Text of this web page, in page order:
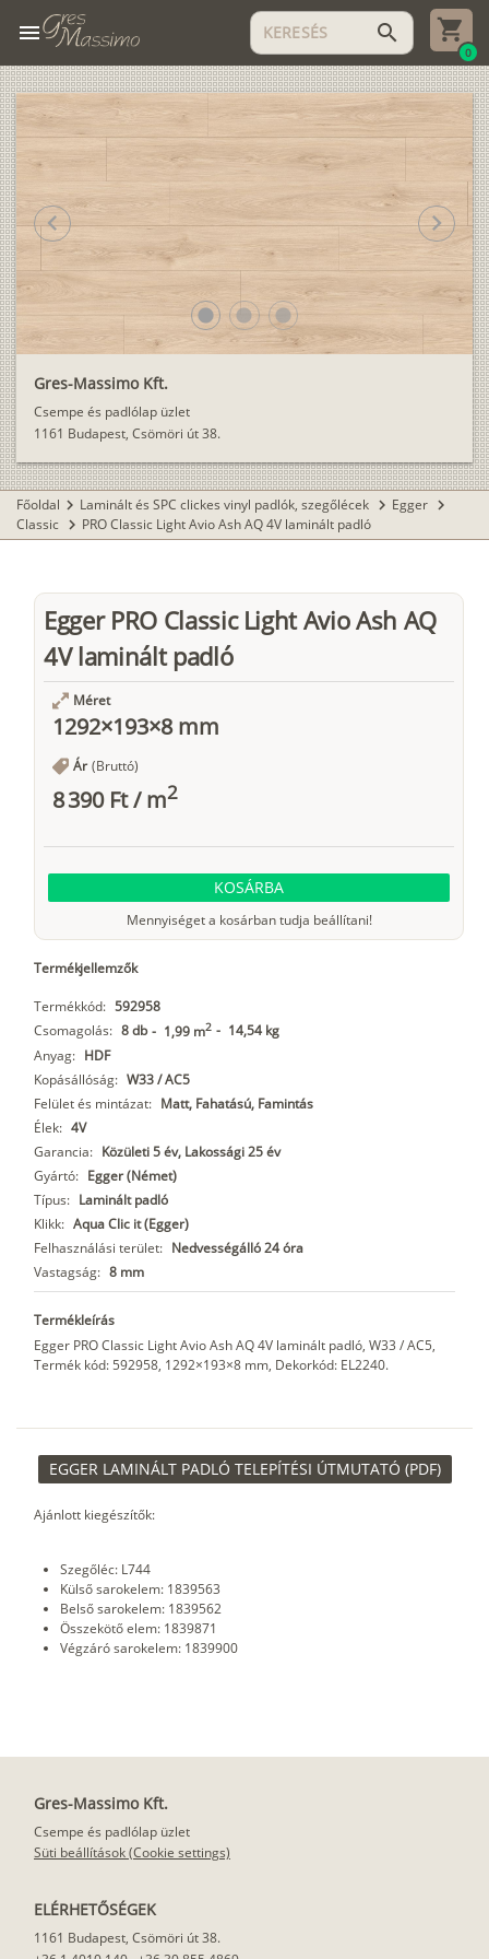
menu search
0
Gres-Massimo Kft.
Csempe és padlólap üzlet
1161 Budapest, Csömöri út 38.
lens lens lens
chevron_left chevron_right
Főoldal chevron_right Laminált és SPC clickes vinyl padlók, szegőlécek chevron_right Egger chevron_right
Classic chevron_right PRO Classic Light Avio Ash AQ 4V laminált padló
Egger PRO Classic Light Avio Ash AQ
4V laminált padló
Méret
1292×193×8 mm
Ár (Bruttó)
8 390 Ft/m2
KOSÁRBA
Mennyiséget a kosárban tudja beállítani!
Termékjellemzők
Termékkód: 592958
Csomagolás: 8 db - 1,99 m2 - 14,54 kg
Anyag: HDF
Kopásállóság: W33 / AC5
Felület és mintázat: Matt, Fahatású, Famintás
Élek: 4V
Garancia: Közületi 5 év, Lakossági 25 év
Gyártó: Egger (Német)
Típus: Laminált padló
Klikk: Aqua Clic it (Egger)
Felhasználási terület: Nedvességálló 24 óra
Vastagság: 8 mm
Termékleírás
Egger PRO Classic Light Avio Ash AQ 4V laminált padló, W33 / AC5,
Termék kód: 592958, 1292×193×8 mm, Dekorkód: EL2240.
EGGER LAMINÁLT PADLÓ TELEPÍTÉSI ÚTMUTATÓ (PDF)
Ajánlott kiegészítők:
Szegőléc: L744
Külső sarokelem: 1839563
Belső sarokelem: 1839562
Összekötő elem: 1839871
Végzáró sarokelem: 1839900
Gres-Massimo Kft.
Csempe és padlólap üzlet
Süti beállítások (Cookie settings)
ELÉRHETŐSÉGEK
1161 Budapest, Csömöri út 38.